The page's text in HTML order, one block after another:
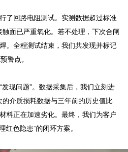
了回路电阻测试。实测数据超过标准
面已严重氧化。若不处理，下次合闸
。全程测试结束，我们共发现并标记
警点。
现问题”。数据采集后，我们立刻进
介质损耗数据与三年前的历史值比
料正在加速劣化。最终，我们为客户
红色隐患”的闭环方案。